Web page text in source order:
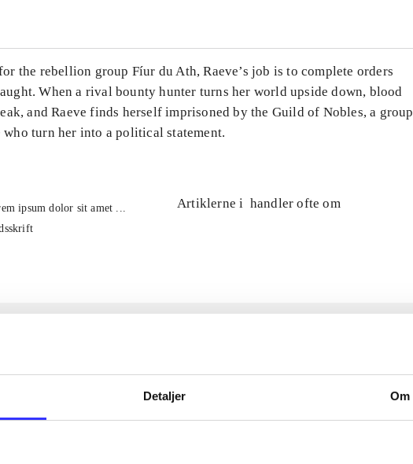
Detaljer Om
the rebellion group Fíur du Ath, Raeve’s job is to complete orders
When a rival bounty hunter turns her world upside down, blood
and Raeve finds herself imprisoned by the Guild of Nobles, a group
turn her into a political statement.
ipsum dolor sit amet ...
Artiklerne i handler ofte om